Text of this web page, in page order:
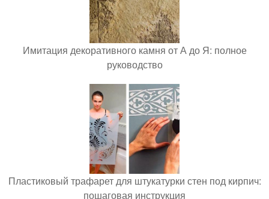
Имитация декоративного камня от А до Я: полное
руководство
Пластиковый трафарет для штукатурки стен под кирпич:
пошаговая инструкция